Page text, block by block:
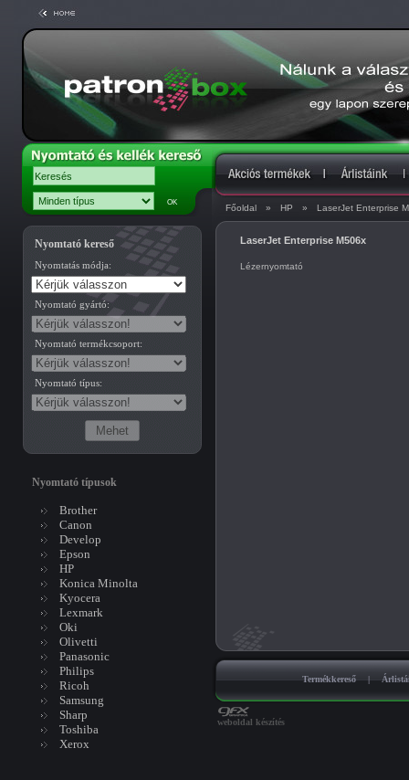
Főoldal » HP » LaserJet Enterprise
Nyomtató kereső
Nyomtatás módja:
Nyomtató gyártó:
Nyomtató termékcsoport:
Nyomtató típus:
Nyomtató típusok
Brother
Canon
Develop
Epson
HP
Konica Minolta
Kyocera
Lexmark
Oki
Olivetti
Panasonic
Philips
Ricoh
Samsung
Sharp
Toshiba
Xerox
LaserJet Enterprise M506x
Lézernyomtató
Termékkereső |
weboldal készítés